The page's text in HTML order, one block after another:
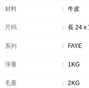
材料 ： 牛皮
尺码 ： 長 24 x
系列 ： FAYE
淨重 ： 1KG
毛重 ： 2KG